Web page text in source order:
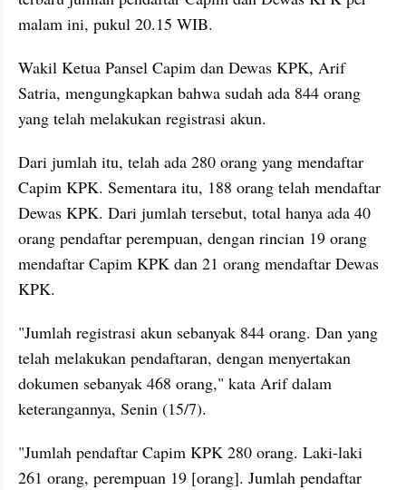
malam ini, pukul 20.15 WIB.
Wakil Ketua Pansel Capim dan Dewas KPK, Arif
Satria, mengungkapkan bahwa sudah ada 844 orang
yang telah melakukan registrasi akun.
Dari jumlah itu, telah ada 280 orang yang mendaftar
Capim KPK. Sementara itu, 188 orang telah mendaftar
Dewas KPK. Dari jumlah tersebut, total hanya ada 40
orang pendaftar perempuan, dengan rincian 19 orang
mendaftar Capim KPK dan 21 orang mendaftar Dewas
KPK.
"Jumlah registrasi akun sebanyak 844 orang. Dan yang
telah melakukan pendaftaran, dengan menyertakan
dokumen sebanyak 468 orang," kata Arif dalam
keterangannya, Senin (15/7).
"Jumlah pendaftar Capim KPK 280 orang. Laki-laki
261 orang, perempuan 19 [orang]. Jumlah pendaftar